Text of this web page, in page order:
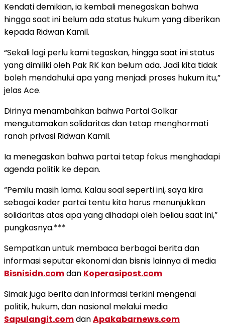
Kendati demikian, ia kembali menegaskan bahwa
hingga saat ini belum ada status hukum yang diberikan
kepada Ridwan Kamil.
“Sekali lagi perlu kami tegaskan, hingga saat ini status
yang dimiliki oleh Pak RK kan belum ada. Jadi kita tidak
boleh mendahului apa yang menjadi proses hukum itu,”
jelas Ace.
Dirinya menambahkan bahwa Partai Golkar
mengutamakan solidaritas dan tetap menghormati
ranah privasi Ridwan Kamil.
Ia menegaskan bahwa partai tetap fokus menghadapi
agenda politik ke depan.
“Pemilu masih lama. Kalau soal seperti ini, saya kira
sebagai kader partai tentu kita harus menunjukkan
solidaritas atas apa yang dihadapi oleh beliau saat ini,”
pungkasnya.***
Sempatkan untuk membaca berbagai berita dan
informasi seputar ekonomi dan bisnis lainnya di media
Bisnisidn.comdan Koperasipost.com
Simak juga berita dan informasi terkini mengenai
politik, hukum, dan nasional melalui media
Sapulangit.comdanApakabarnews.com